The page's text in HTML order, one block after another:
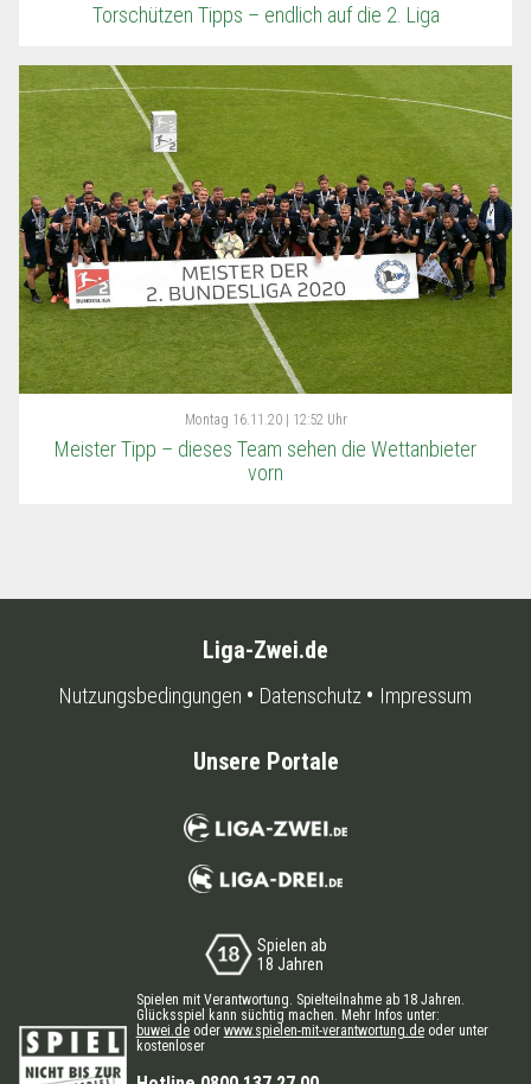
Torschützen Tipps – endlich auf die 2. Liga
Montag 16.11.20 | 12:52 Uhr
Meister Tipp – dieses Team sehen die Wettanbieter
vorn
Liga-Zwei.de
Nutzungsbedingungen Datenschutz Impressum
Unsere Portale
Spielen ab
18 Jahren
Spielen mit Verantwortung. Spielteilnahme ab 18 Jahren.
Glücksspiel kann süchtig machen. Mehr Infos unter:
buwei.deoder www.spielen-mit-verantwortung.deoder unter
kostenloser